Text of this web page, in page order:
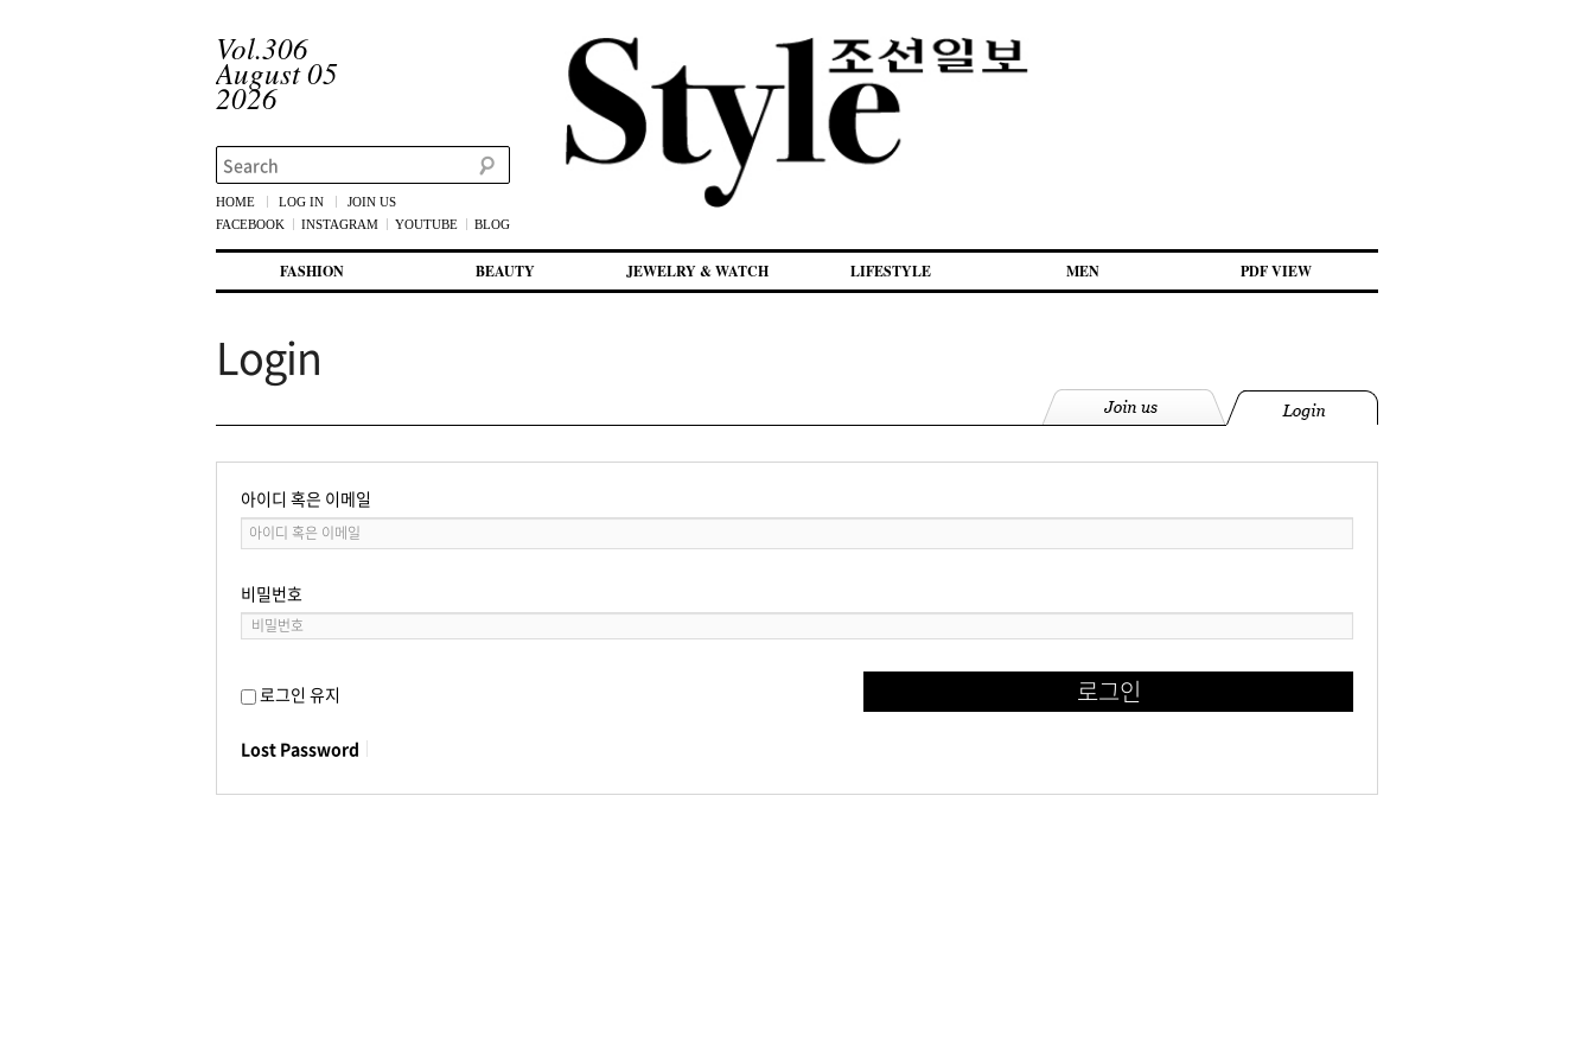
Vol.306
August 05
2026
Search
HOME LOG IN
JOIN US
FACEBOOK
INSTAGRAM YOUTUBE BLOG
첫번째 컨텐츠로 뛰어넘기
두번째 컨텐츠로 뛰어넘기
FASHION BEAUTY JEWELRY & WATCH LIFESTYLE MEN PDF VIEW
Login
아이디 혹은 이메일
비밀번호
로그인 유지
Lost Password